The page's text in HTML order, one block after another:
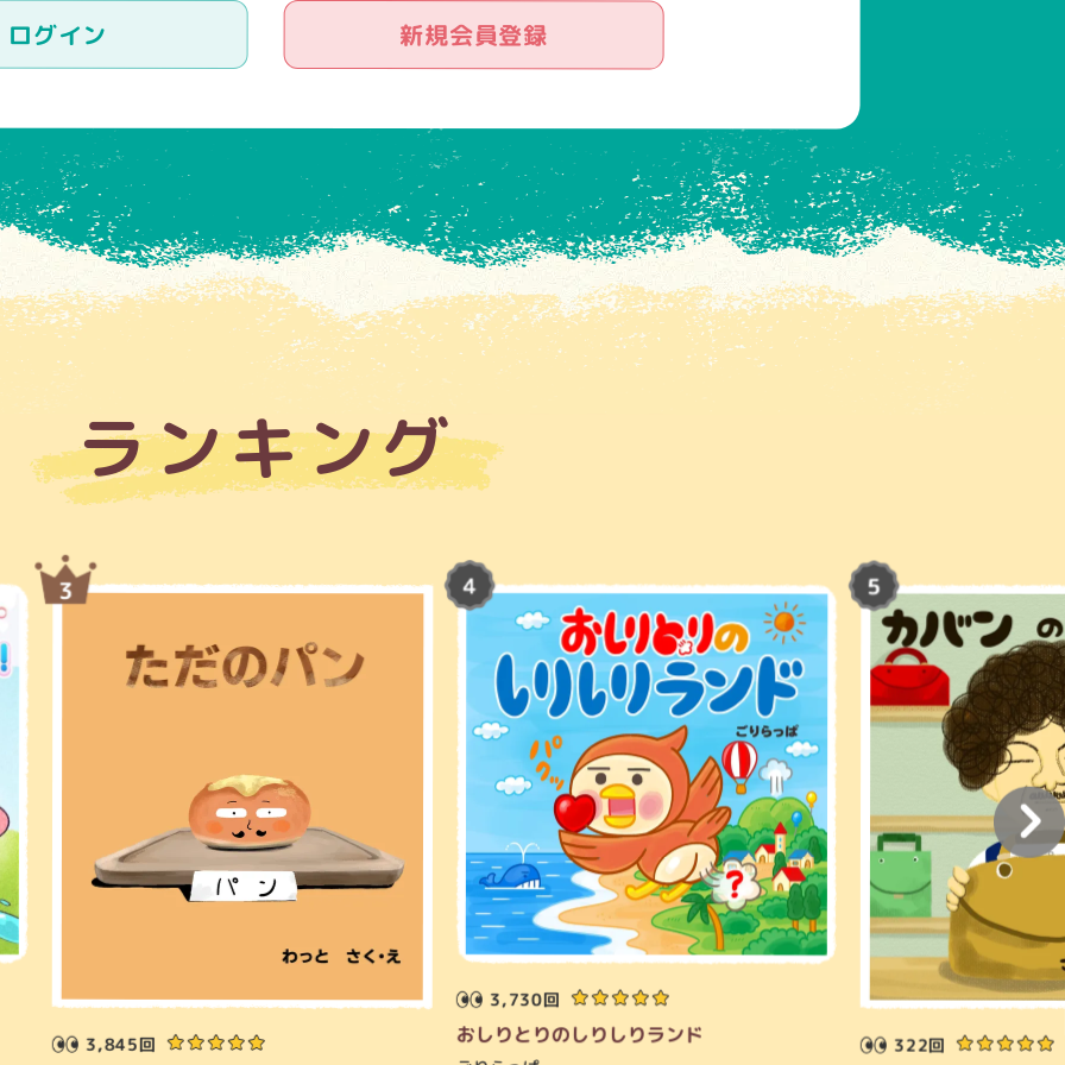
ログイン 新規会員登録
ランキング
3,845回
3,730回
おしりとりのしりしりランド 322回